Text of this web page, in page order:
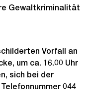
Gewaltkriminalität
Vorfall an
um ca. 16.00 Uhr
sich bei der
044